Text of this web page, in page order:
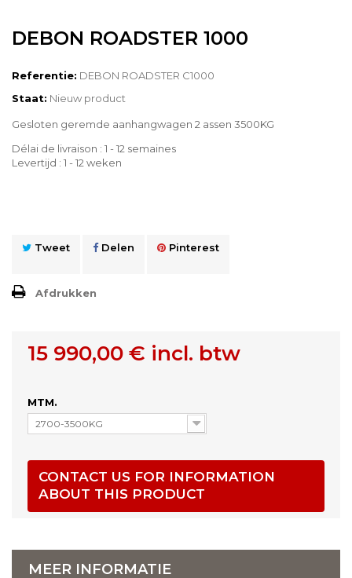
DEBON ROADSTER 1000
Referentie: DEBON ROADSTER C1000
Staat: Nieuw product
Gesloten geremde aanhangwagen 2 assen 3500KG
Délai de livraison : 1 - 12 semaines
Levertijd : 1 - 12 weken
Tweet Delen Pinterest
Afdrukken
15 990,00 € incl. btw
MTM.
2700-3500KG
CONTACT US FOR INFORMATION
ABOUT THIS PRODUCT
MEER INFORMATIE